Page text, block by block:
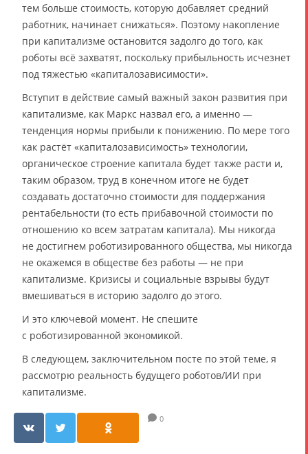
тем больше стоимость, которую добавляет средний
работник, начинает снижаться». Поэтому накопление
при капитализме остановится задолго до того, как
роботы всё захватят, поскольку прибыльность исчезнет
под тяжестью «капиталозависимости».
Вступит в действие самый важный закон развития при
капитализме, как Маркс назвал его, а именно —
тенденция нормы прибыли к понижению. По мере того
как растёт «капиталозависимость» технологии,
органическое строение капитала будет также расти и,
таким образом, труд в конечном итоге не будет
создавать достаточно стоимости для поддержания
рентабельности (то есть прибавочной стоимости по
отношению ко всем затратам капитала). Мы никогда
не достигнем роботизированного общества, мы никогда
не окажемся в обществе без работы — не при
капитализме. Кризисы и социальные взрывы будут
вмешиваться в историю задолго до этого.
И это ключевой момент. Не спешите
с роботизированной экономикой.
В следующем, заключительном посте по этой теме, я
рассмотрю реальность будущего роботов/ИИ при
капитализме.
0